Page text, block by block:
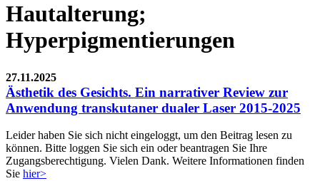
Hautalterung;
Hyperpigmentierungen
27.11.2025
Ästhetik des Gesichts. Ein narrativer Review zur
Anwendung transkutaner dualer Laser 2015-2025
Leider haben Sie sich nicht eingeloggt, um den Beitrag lesen zu
können. Bitte loggen Sie sich ein oder beantragen Sie Ihre
Zugangsberechtigung. Vielen Dank. Weitere Informationen finden
Sie hier>